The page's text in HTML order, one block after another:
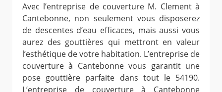
Avec l’entreprise de couverture M. Clement à
Cantebonne, non seulement vous disposerez
de descentes d’eau efficaces, mais aussi vous
aurez des gouttières qui mettront en valeur
l’esthétique de votre habitation. L’entreprise de
couverture à Cantebonne vous garantit une
pose gouttière parfaite dans tout le 54190.
L’entreprise de couverture à Cantebonne